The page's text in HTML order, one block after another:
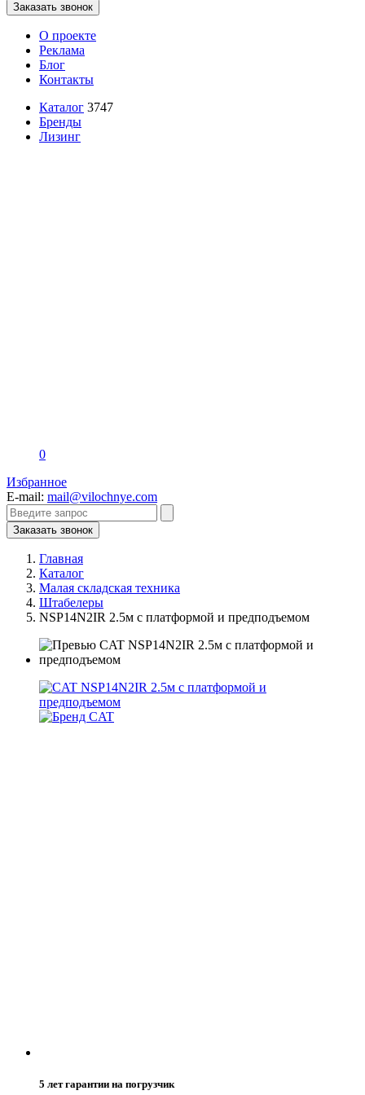
Заказать звонок
О проекте
Реклама
Блог
Контакты
Каталог 3747
Бренды
Лизинг
0
Избранное
E-mail: mail@vilochnye.com
Заказать звонок
Главная
Каталог
Малая складская техника
Штабелеры
NSP14N2IR 2.5м с платформой и предподъемом
5 лет гарантии на погрузчик